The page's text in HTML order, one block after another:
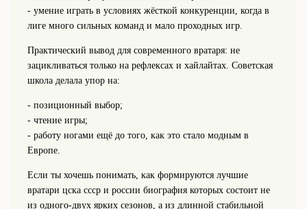
- умение играть в условиях жёсткой конкуренции, когда в
лиге много сильных команд и мало проходных игр.
Практический вывод для современного вратаря: не
зацикливаться только на рефлексах и хайлайтах. Советская
школа делала упор на:
- позиционный выбор;
- чтение игры;
- работу ногами ещё до того, как это стало модным в
Европе.
Если ты хочешь понимать, как формируются лучшие
вратари цска ссср и россии биография которых состоит не
из одного-двух ярких сезонов, а из длинной стабильной